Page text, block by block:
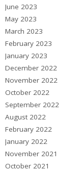
June 2023
May 2023
March 2023
February 2023
January 2023
December 2022
November 2022
October 2022
September 2022
August 2022
February 2022
January 2022
November 2021
October 2021